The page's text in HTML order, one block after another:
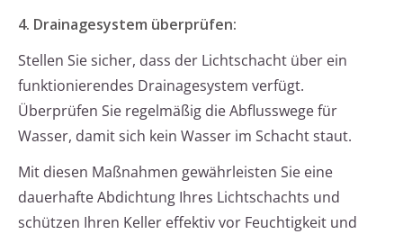
4. Drainagesystem überprüfen:
Stellen Sie sicher, dass der Lichtschacht über ein
funktionierendes Drainagesystem verfügt.
Überprüfen Sie regelmäßig die Abflusswege für
Wasser, damit sich kein Wasser im Schacht staut.
Mit diesen Maßnahmen gewährleisten Sie eine
dauerhafte Abdichtung Ihres Lichtschachts und
schützen Ihren Keller effektiv vor Feuchtigkeit und